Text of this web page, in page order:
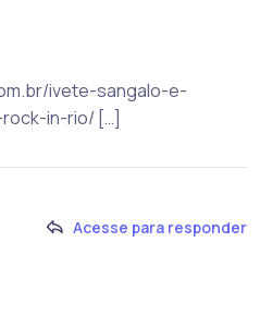
ivete-sangalo-e-
in-rio/ […]
Acesse para responder